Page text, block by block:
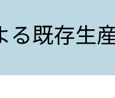
る既存生